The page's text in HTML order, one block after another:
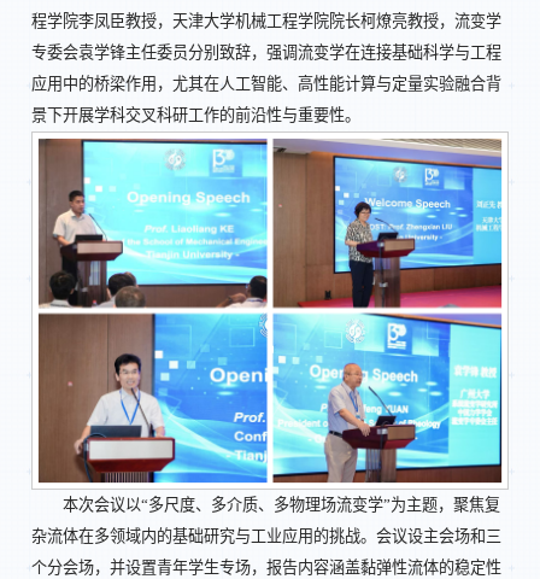
程学院李凤臣教授，天津大学机械工程学院院长柯燎亮教授，流变学
专委会袁学锋主任委员分别致辞，强调流变学在连接基础科学与工程
应用中的桥梁作用，尤其在人工智能、高性能计算与定量实验融合背
景下开展学科交叉科研工作的前沿性与重要性。
本次会议以“多尺度、多介质、多物理场流变学”为主题，聚焦复
杂流体在多领域内的基础研究与工业应用的挑战。会议设主会场和三
个分会场，并设置青年学生专场，报告内容涵盖黏弹性流体的稳定性